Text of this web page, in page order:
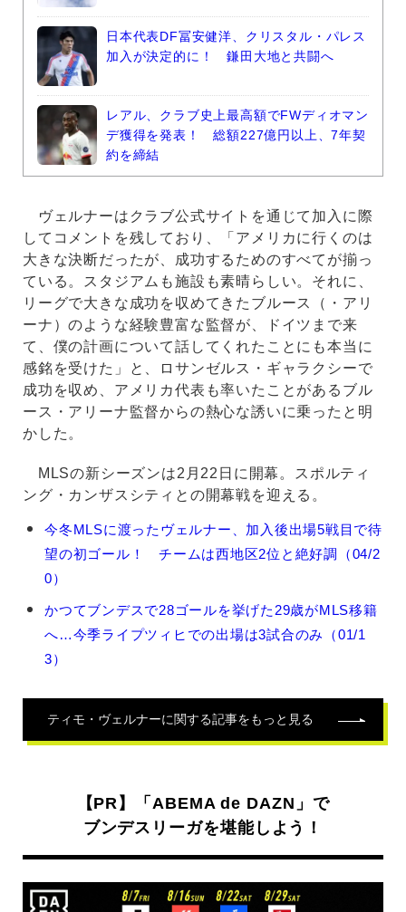
日本代表DF冨安健洋、クリスタル・パレス
加入が決定的に！ 鎌田大地と共闘へ
レアル、クラブ史上最高額でFWディオマン
デ獲得を発表！ 総額227億円以上、7年契
約を締結
ヴェルナーはクラブ公式サイトを通じて加入に際
してコメントを残しており、「アメリカに行くのは
大きな決断だったが、成功するためのすべてが揃っ
ている。スタジアムも施設も素晴らしい。それに、
リーグで大きな成功を収めてきたブルース（・アリ
ーナ）のような経験豊富な監督が、ドイツまで来
て、僕の計画について話してくれたことにも本当に
感銘を受けた」と、ロサンゼルス・ギャラクシーで
成功を収め、アメリカ代表も率いたことがあるブル
ース・アリーナ監督からの熱心な誘いに乗ったと明
かした。
MLSの新シーズンは2月22日に開幕。スポルティ
ング・カンザスシティとの開幕戦を迎える。
テ
モ・
ル
事
今冬MLSに渡ったヴェルナー、加入後出場5戦目で待
望の初ゴール！ チームは西地区2位と絶好調（04/2
0）
かつてブンデスで28ゴールを挙げた29歳がMLS移籍
へ…今季ライプツィヒでの出場は3試合のみ（01/1
3）
ティモ・ヴェルナーに関する記事をもっと見る
【PR】「ABEMA de DAZN」で
ブンデスリーガを堪能しよう！